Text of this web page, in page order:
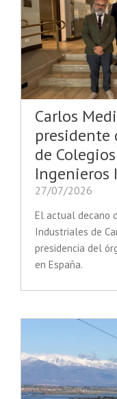
Carlos
presidente
de
Ingenieros
27/07/2026
El actual decano
Industriales de
presidencia del
en España.